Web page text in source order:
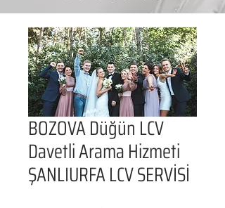
BOZOVA Düğün LCV
Davetli Arama Hizmeti
ŞANLIURFA LCV SERVİSİ